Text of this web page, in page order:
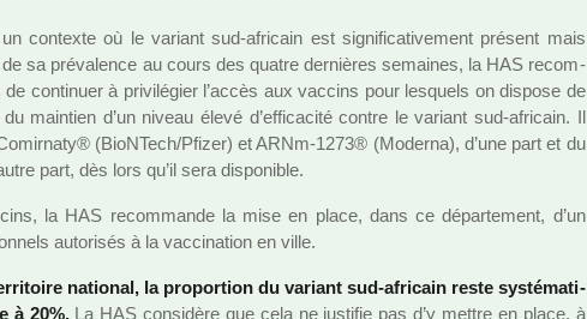
contexte où le variant sud-afri­cain est signi­fi­ca­ti­ve­ment pré­sent mais
sa pré­va­lence au cours des quatre der­niè­res semai­nes, la HAS recom­
conti­nuer à pri­vi­lé­gier l’accès aux vac­cins pour les­quels on dis­pose de
main­tien d’un niveau élevé d’effi­ca­cité contre le variant sud-afri­cain. Il
(BioNTech/Pfizer) et ARNm-1273® (Moderna), d’une part et du
part, dès lors qu’il sera dis­po­ni­ble.
la HAS recom­mande la mise en place, dans ce dépar­te­ment, d’un
auto­ri­sés à la vac­ci­na­tion en ville.
natio­nal, la pro­por­tion du variant sud-afri­cain reste sys­té­ma­ti­
à 20%. La HAS consi­dère que cela ne jus­ti­fie pas d’y mettre en place, à